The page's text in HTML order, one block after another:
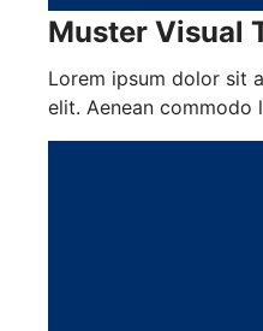
Muster Visual
Lorem ipsum dolor sit
elit. Aenean commodo